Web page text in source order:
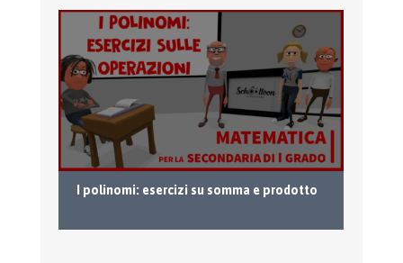
I polinomi: esercizi su somma e prodotto